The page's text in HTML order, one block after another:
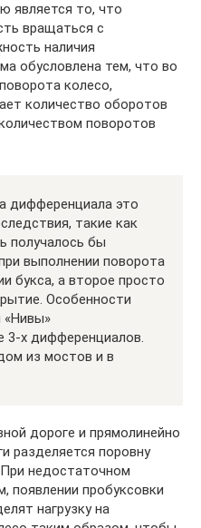
является то, что
вращаться с
наличия
обусловлена тем, что во
колесо,
количество оборотов
поворотов
дифференциала это
такие как
получалось бы
выполнении поворота
букса, а второе просто
Особенности
«Нивы»
3-х дифференциалов.
из мостов и в
дороге и прямолинейно
разделяется поровну
недостаточном
появлении пробуксовки
нагрузку на